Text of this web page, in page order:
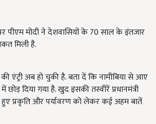
पीएम मोदी ने देशवासियों के 70 साल के इंतजार
मिली है.
एंट्री अब हो चुकी है. बता दें कि नामीबिया से आए
दिया गया है. खुद इसकी तस्वीरें प्रधानमंत्री
हुए प्रकृति और पर्यावरण को लेकर कई अहम बातें